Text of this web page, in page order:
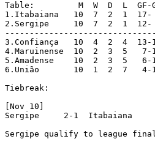
Table:         M  W  D  L  GF-
1.Itabaiana   10  7  2  1  17-
2.Sergipe     10  7  2  1  12-
3.Confiança   10  4  2  4  13-
4.Maruinense  10  2  3  5   7-
5.Amadense    10  2  3  5   6-
6.União       10  1  2  7   4-
Tiebreak:
[Nov 10]
Sergipe     2-1  Itabaiana
Sergipe qualify to league